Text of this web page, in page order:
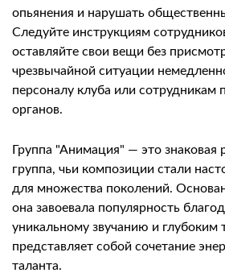
опьянения и нарушать
Следуйте инструкциям
оставляйте свои вещи без
чрезвычайной ситуации
персоналу клуба или сотрудникам
органов.
Группа "Анимация" — это знаковая
группа, чьи композиции стали
для множества поколений.
она завоевала популярность
уникальному звучанию и глубоким
представляет собой сочетание
таланта.